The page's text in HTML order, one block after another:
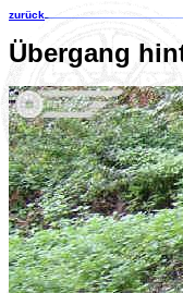
zurück
Übergang